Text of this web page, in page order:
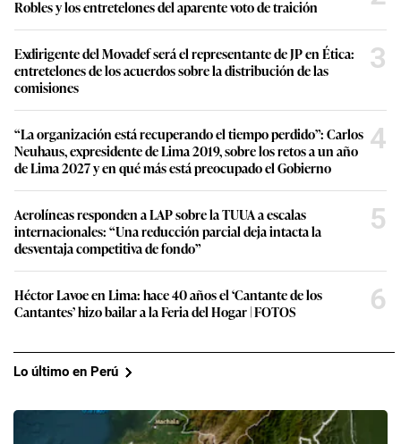
Robles y los entretelones del aparente voto de traición
Exdirigente del Movadef será el representante de JP en Ética:
entretelones de los acuerdos sobre la distribución de las
comisiones
3
“La organización está recuperando el tiempo perdido”: Carlos
Neuhaus, expresidente de Lima 2019, sobre los retos a un año
de Lima 2027 y en qué más está preocupado el Gobierno
4
Aerolíneas responden a LAP sobre la TUUA a escalas
internacionales: “Una reducción parcial deja intacta la
desventaja competitiva de fondo”
5
Héctor Lavoe en Lima: hace 40 años el ‘Cantante de los
Cantantes’ hizo bailar a la Feria del Hogar | FOTOS
6
Lo último en Perú